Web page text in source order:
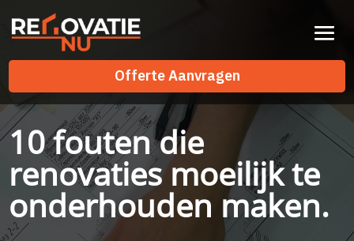
Offerte Aanvragen
Offerte Aanvragen
10 fouten die
renovaties moeilijk te
onderhouden maken.